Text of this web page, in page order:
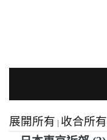
展開所有 | 收合所有